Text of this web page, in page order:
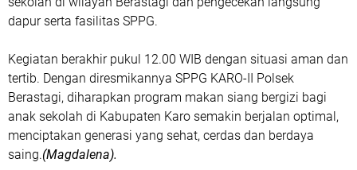
dapur serta fasilitas SPPG.
Kegiatan berakhir pukul 12.00 WIB dengan situasi aman dan
tertib. Dengan diresmikannya SPPG KARO-II Polsek
Berastagi, diharapkan program makan siang bergizi bagi
anak sekolah di Kabupaten Karo semakin berjalan optimal,
menciptakan generasi yang sehat, cerdas dan berdaya
saing.(Magdalena).